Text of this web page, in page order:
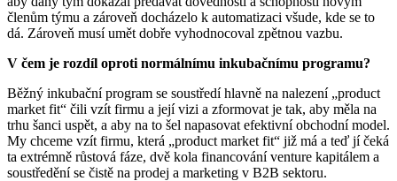
členům týmu a zároveň docházelo k automatizaci všude, kde se to
dá. Zároveň musí umět dobře vyhodnocoval zpětnou vazbu.
V čem je rozdíl oproti normálnímu inkubačnímu programu?
Běžný inkubační program se soustředí hlavně na nalezení „product
market fit“ čili vzít firmu a její vizi a zformovat je tak, aby měla na
trhu šanci uspět, a aby na to šel napasovat efektivní obchodní model.
My chceme vzít firmu, která „product market fit“ již má a teď jí čeká
ta extrémně růstová fáze, dvě kola financování venture kapitálem a
soustředění se čistě na prodej a marketing v B2B sektoru.